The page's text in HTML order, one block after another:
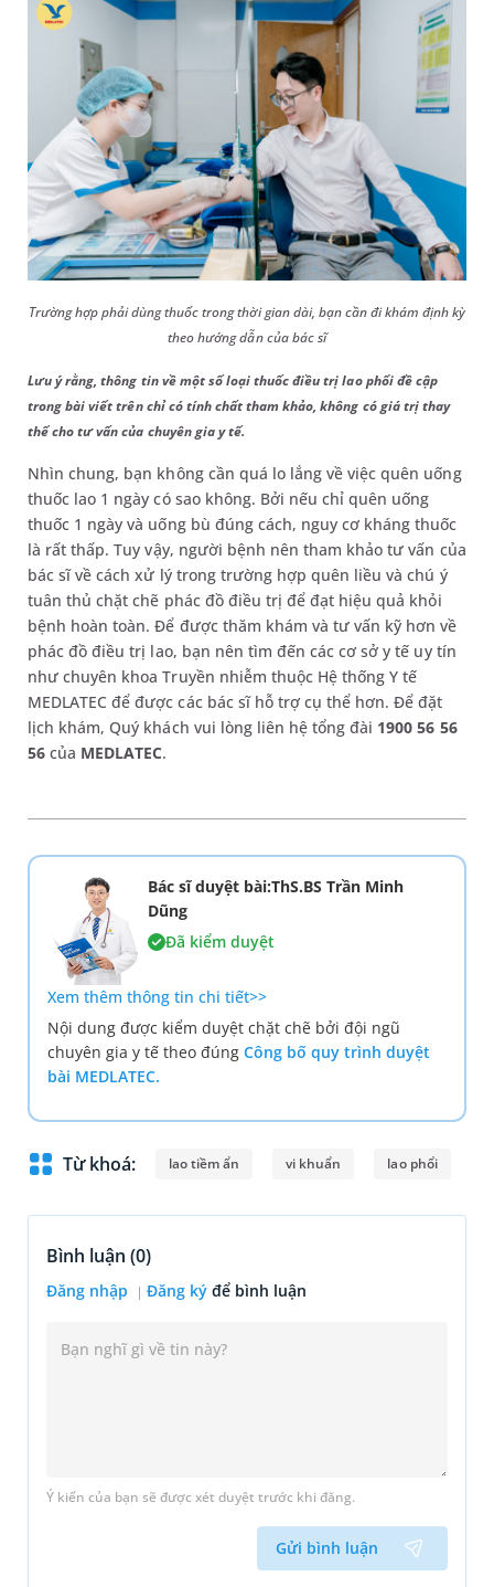
Trường hợp phải dùng thuốc trong thời gian dài, bạn cần đi khám định kỳ
theo hướng dẫn của bác sĩ
Lưu ý rằng, thông tin về một số loại thuốc điều trị lao phổi đề cập
trong bài viết trên chỉ có tính chất tham khảo, không có giá trị thay
thế cho tư vấn của chuyên gia y tế.
Nhìn chung, bạn không cần quá lo lắng về việc quên uống
thuốc lao 1 ngày có sao không. Bởi nếu chỉ quên uống
thuốc 1 ngày và uống bù đúng cách, nguy cơ kháng thuốc
là rất thấp. Tuy vậy, người bệnh nên tham khảo tư vấn của
bác sĩ về cách xử lý trong trường hợp quên liều và chú ý
tuân thủ chặt chẽ phác đồ điều trị để đạt hiệu quả khỏi
bệnh hoàn toàn. Để được thăm khám và tư vấn kỹ hơn về
phác đồ điều trị lao, bạn nên tìm đến các cơ sở y tế uy tín
như chuyên khoa Truyền nhiễm thuộc Hệ thống Y tế
MEDLATEC để được các bác sĩ hỗ trợ cụ thể hơn. Để đặt
lịch khám, Quý khách vui lòng liên hệ tổng đài 1900 56 56
56của MEDLATEC.
Bác sĩ duyệt bài:ThS.BS Trần Minh
Dũng
Đã kiểm duyệt
Xem thêm thông tin chi tiết>>
Nội dung được kiểm duyệt chặt chẽ bởi đội ngũ
chuyên gia y tế theo đúng Công bố quy trình duyệt
bài MEDLATEC.
Từ khoá: lao tiềm ẩn vi khuẩn lao phổi
Bình luận (0)
Đăng nhập Đăng ký để bình luận
Ý kiến của bạn sẽ được xét duyệt trước khi đăng.
Gửi bình luận